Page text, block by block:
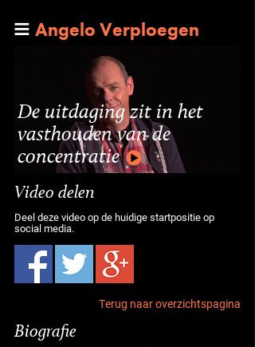
Angelo Verploegen
De uitdaging zit in het
vasthouden van de
concentratie
Video delen
Deel deze video op de huidige startpositie op
social media.
Terug naar overzichtspagina
Biografie